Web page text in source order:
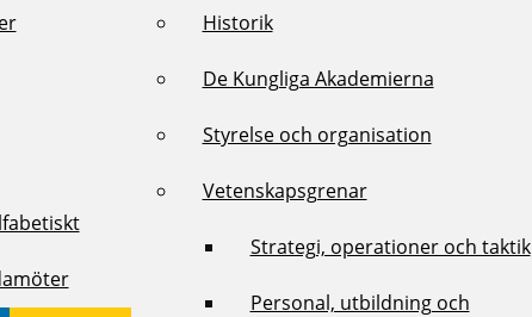
Historik
De Kungliga Akademierna
Styrelse och organisation
Vetenskapsgrenar
Strategi, operationer och taktik
Personal, utbildning och